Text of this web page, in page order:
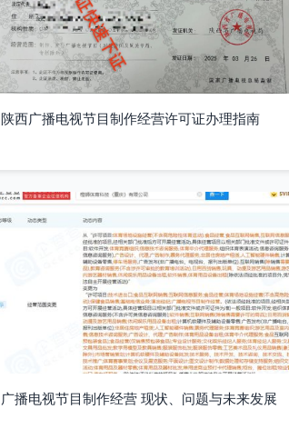
陕西广播电视节目制作经营许可证办理指南
广播电视节目制作经营 现状、问题与未来发展